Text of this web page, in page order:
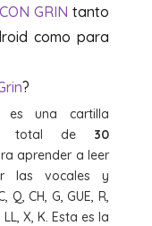
GRIN tanto
como para
?
es una cartilla
total de30
aprender a leer
las vocales y
Q, CH, G, GUE, R,
LL, X, K. Esta es la